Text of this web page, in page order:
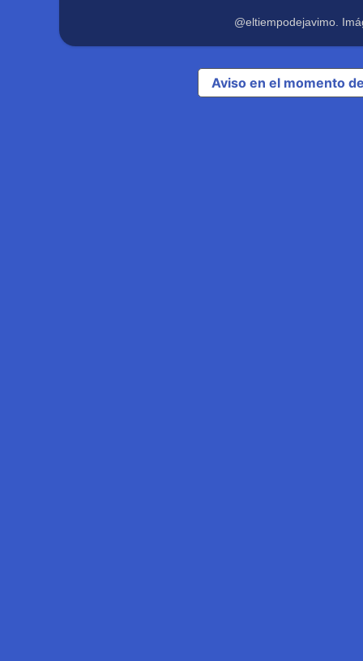
@eltiempodejavimo.
Aviso en el momento